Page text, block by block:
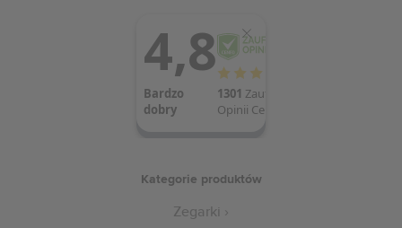
Kategorie produktów
Zegarki